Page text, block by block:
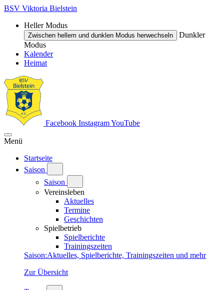
BSV Viktoria Bielstein
Heller Modus
Zwischen hellem und dunklen Modus herwechseln
Dunkler
Modus
Kalender
Heimat
Facebook InstagramYouTube
Menü
Startseite
Saison
Saison
Vereinsleben
Aktuelles
Termine
Geschichten
Spielbetrieb
Spielberichte
Trainingszeiten
Saison:Aktuelles, Spielberichte, Trainingszeiten und mehr
Zur Übersicht